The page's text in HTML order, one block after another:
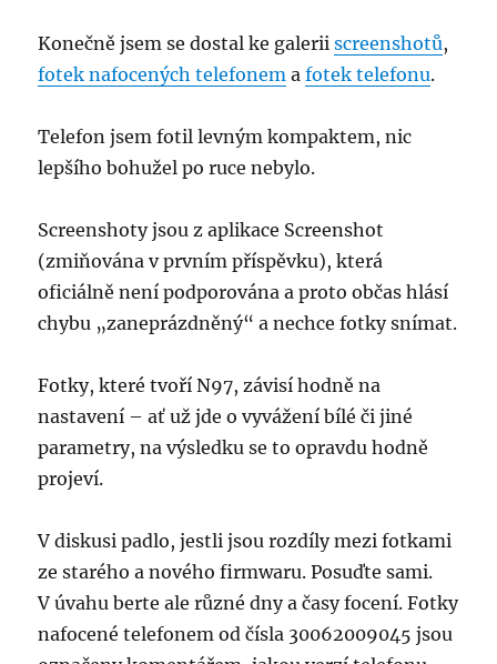
Konečně jsem se dostal ke galeriiscreenshotů,
fotek nafocených telefonem afotek telefonu.
Telefon jsem fotil levným kompaktem, nic
lepšího bohužel po ruce nebylo.
Screenshoty jsou z aplikace Screenshot
(zmiňována v prvním příspěvku), která
oficiálně není podporována a proto občas hlásí
chybu „zaneprázdněný“ a nechce fotky snímat.
Fotky, které tvoří N97, závisí hodně na
nastavení – ať už jde o vyvážení bílé či jiné
parametry, na výsledku se to opravdu hodně
projeví.
V diskusi padlo, jestli jsou rozdíly mezi fotkami
ze starého a nového firmwaru. Posuďte sami.
V úvahu berte ale různé dny a časy focení. Fotky
nafocené telefonem od čísla 30062009045 jsou